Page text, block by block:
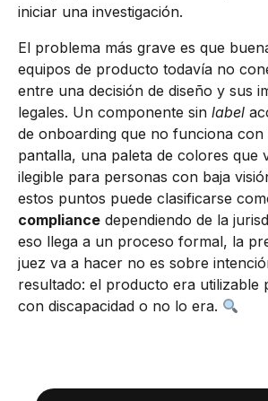
iniciar una investigación.
El problema más grave es que
equipos de producto todavía no
entre una decisión de diseño y sus
legales. Un componente sin label
de onboarding que no funciona con
pantalla, una paleta de colores que
ilegible para personas con baja
estos puntos puede clasificarse
compliance dependiendo de la
eso llega a un proceso formal, la
juez va a hacer no es sobre
resultado: el producto era utilizable
con discapacidad o no lo era.